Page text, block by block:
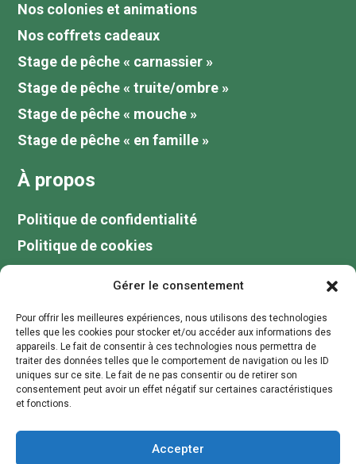
Gérer le consentement
Pour offrir les meilleures expériences, nous utilisons des technologies
telles que les cookies pour stocker et/ou accéder aux informations des
appareils. Le fait de consentir à ces technologies nous permettra de
traiter des données telles que le comportement de navigation ou les ID
uniques sur ce site. Le fait de ne pas consentir ou de retirer son
consentement peut avoir un effet négatif sur certaines caractéristiques
et fonctions.
Accepter
Nos colonies et animations
Nos coffrets cadeaux
Stage de pêche « carnassier »
Stage de pêche « truite/ombre »
Stage de pêche « mouche »
Stage de pêche « en famille »
À propos
Politique de confidentialité
Politique de cookies
Blog
Votre guide de pêche au lac du Der
Contactez moi
contact@stagepechechampagne.fr